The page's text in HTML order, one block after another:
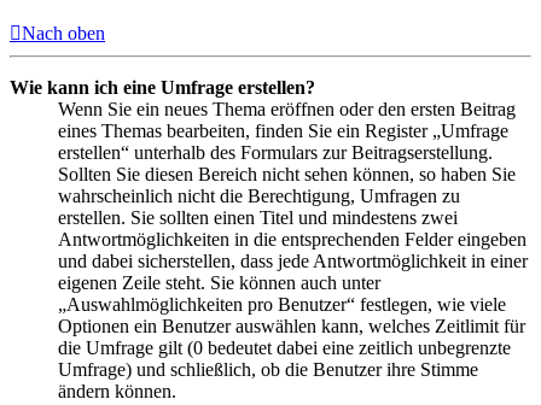
Nach oben
Wie kann ich eine Umfrage erstellen?
Wenn Sie ein neues Thema eröffnen oder den ersten Beitrag
eines Themas bearbeiten, finden Sie ein Register „Umfrage
erstellen“ unterhalb des Formulars zur Beitragserstellung.
Sollten Sie diesen Bereich nicht sehen können, so haben Sie
wahrscheinlich nicht die Berechtigung, Umfragen zu
erstellen. Sie sollten einen Titel und mindestens zwei
Antwortmöglichkeiten in die entsprechenden Felder eingeben
und dabei sicherstellen, dass jede Antwortmöglichkeit in einer
eigenen Zeile steht. Sie können auch unter
„Auswahlmöglichkeiten pro Benutzer“ festlegen, wie viele
Optionen ein Benutzer auswählen kann, welches Zeitlimit für
die Umfrage gilt (0 bedeutet dabei eine zeitlich unbegrenzte
Umfrage) und schließlich, ob die Benutzer ihre Stimme
ändern können.